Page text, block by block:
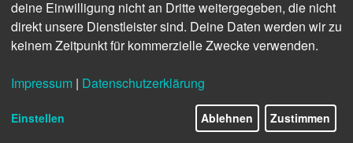
Einmal erlauben Immer
deine Einwilligung nicht an Dritte weitergegeben, die nicht
direkt unsere Dienstleister sind. Deine Daten werden wir zu
keinem Zeitpunkt für kommerzielle Zwecke verwenden.
Impressum | Datenschutzerklärung
Einstellen Ablehnen Zustimmen